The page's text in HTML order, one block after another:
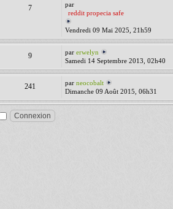
7
par
reddit propecia safe
Vendredi 09 Mai 2025, 21h59
9 parerwelyn
Samedi 14 Septembre 2013, 02h40
241 parneocobalt
Dimanche 09 Août 2015, 06h31